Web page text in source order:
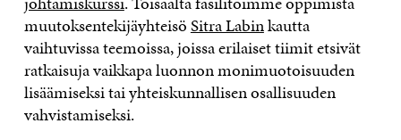
muutoksentekijäyhteisöSitra Labinkautta
vaihtuvissa teemoissa, joissa erilaiset tiimit etsivät
ratkaisuja vaikkapa luonnon monimuotoisuuden
lisäämiseksi tai yhteiskunnallisen osallisuuden
vahvistamiseksi.